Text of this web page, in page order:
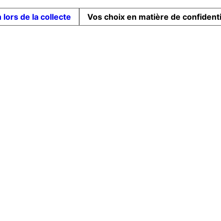
lors de la collecte Vos choix en matière de